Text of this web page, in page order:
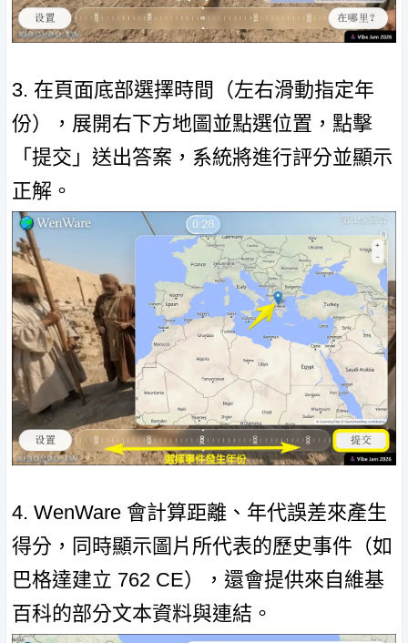
3. 在頁面底部選擇時間（左右滑動指定年
份），展開右下方地圖並點選位置，點擊
「提交」送出答案，系統將進行評分並顯示
正解。
4. WenWare 會計算距離、年代誤差來產生
得分，同時顯示圖片所代表的歷史事件（如
巴格達建立 762 CE），還會提供來自維基
百科的部分文本資料與連結。